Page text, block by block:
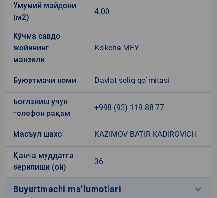
Умумий майдони
(м2)
4.00
Кўчма савдо
жойининг
манзили
Ko'kcha MFY
Буюртмачи номи Davlat soliq qo`mitasi
Боғланиш учун
телефон рақам
+998 (93) 119 88 77
Масъул шахс KAZIMOV BATIR KADIROVICH
Қанча муддатга
берилиши (ой)
36
Buyurtmachi ma’lumotlari keyboard_arrow_down